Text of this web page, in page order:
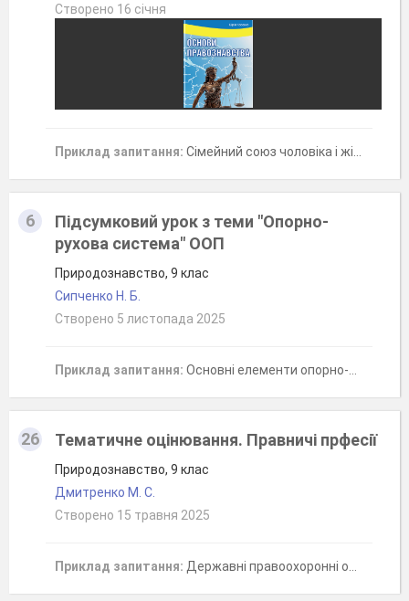
Створено 16 січня
Приклад запитання: Сімейний союз чоловіка і жінки, який зареєстрований у державному органіреєстрації актів цивільного стану (РАЦС), називається:
6
Підсумковий урок з теми "Опорно-
рухова система" ООП
Природознавство, 9 клас
Сипченко Н. Б.
Створено 5 листопада 2025
Приклад запитання: Основні елементи опорно-рухової системи
26 Тематичне оцінювання. Правничі прфесії
Природознавство, 9 клас
Дмитренко М. С.
Створено 15 травня 2025
Приклад запитання: Державні правоохоронні органи:Виберіть три правильні відповіді.